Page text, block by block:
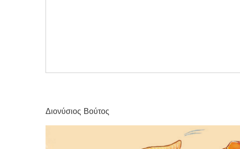
Διονύσιος Βούτος